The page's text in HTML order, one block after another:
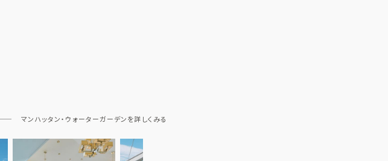
マンハッタン・ウォーターガーデンを詳しくみる